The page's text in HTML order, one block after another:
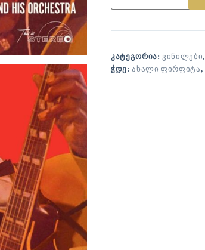
ᲙᲐᲢᲔᲒᲝᲠᲘᲐ: ᲕᲘᲜᲘᲚᲔᲑᲘ,
ᲭᲓᲔ:ᲐᲮᲐᲚᲘ ᲤᲘᲠᲤᲘᲢᲐ,